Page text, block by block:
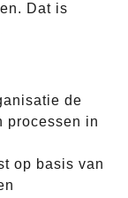
Dat is
de
processen in
op basis van